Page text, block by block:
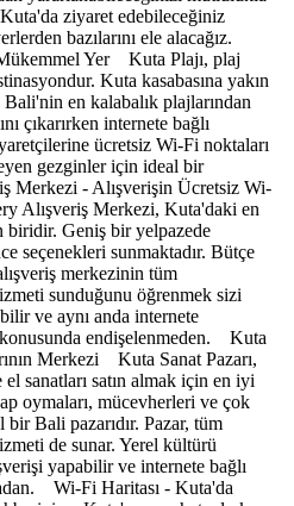
ziyaret edebileceğiniz
bazılarını ele alacağız.
Yer Kuta Plajı, plaj
Kuta kasabasına yakın
en kalabalık plajlarından
çıkarırken internete bağlı
ücretsiz Wi-Fi noktaları
gezginler için ideal bir
Merkezi - Alışverişin Ücretsiz Wi-
Alışveriş Merkezi, Kuta'daki en
biridir. Geniş bir yelpazede
seçenekleri sunmaktadır. Bütçe
merkezinin tüm
sunduğunu öğrenmek sizi
ve aynı anda internete
endişelenmeden. Kuta
Merkezi Kuta Sanat Pazarı,
sanatları satın almak için en iyi
oymaları, mücevherleri ve çok
bir Bali pazarıdır. Pazar, tüm
de sunar. Yerel kültürü
yapabilir ve internete bağlı
Wi-Fi Haritası - Kuta'da